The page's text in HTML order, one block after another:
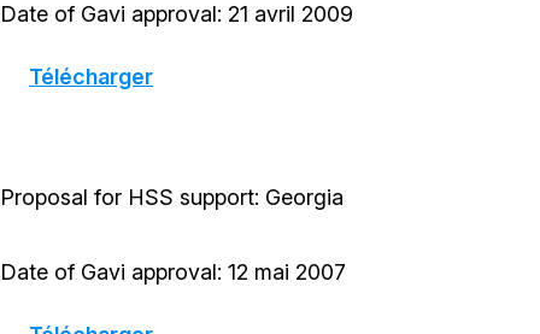
Date of Gavi approval: 21 avril 2009
Télécharger
Proposal for HSS support: Georgia
Date of Gavi approval: 12 mai 2007